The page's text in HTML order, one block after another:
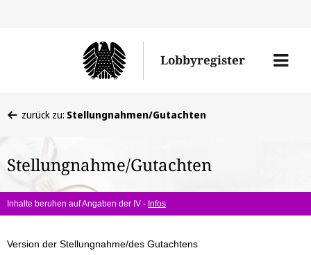
Lobbyregister
Menü
befinden
hier:
zurück zu: Stellungnahmen/Gutachten
Stellungnahme/Gutachten
Inhalte beruhen auf Angaben der IV - Infos
Version der Stellungnahme/des Gutachtens